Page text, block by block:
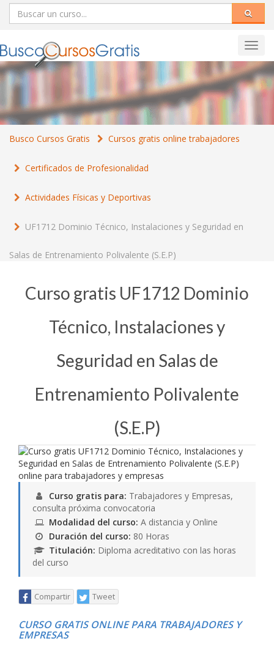
Busco Cursos Gratis Cursos gratis online trabajadores
Certificados de Profesionalidad
Actividades Físicas y Deportivas
UF1712 Dominio Técnico, Instalaciones y Seguridad en
Salas de Entrenamiento Polivalente (S.E.P)
Curso gratis UF1712 Dominio
Técnico, Instalaciones y
Seguridad en Salas de
Entrenamiento Polivalente
(S.E.P)
Curso gratis para: Trabajadores y Empresas,
consulta próxima convocatoria
Modalidad del curso: A distancia y Online
Duración del curso: 80 Horas
Titulación: Diploma acreditativo con las horas
del curso
Compartir Tweet
CURSO GRATIS ONLINE PARA TRABAJADORES Y
EMPRESAS